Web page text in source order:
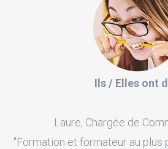
Ils / Elles ont
Laure, Chargée de
"Formation et formateur au plus